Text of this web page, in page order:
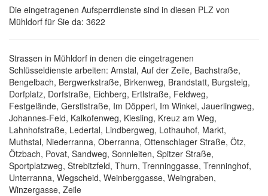
Die eingetragenen Aufsperrdienste sind in diesen PLZ von
Mühldorf für Sie da: 3622
Strassen in Mühldorf in denen die eingetragenen
Schlüsseldienste arbeiten: Amstal, Auf der Zeile, Bachstraße,
Bengelbach, Bergwerkstraße, Birkenweg, Brandstatt, Burgsteig,
Dorfplatz, Dorfstraße, Eichberg, Ertlstraße, Feldweg,
Festgelände, Gerstlstraße, Im Döpperl, Im Winkel, Jauerlingweg,
Johannes-Feld, Kalkofenweg, Kiesling, Kreuz am Weg,
Lahnhofstraße, Ledertal, Lindbergweg, Lothauhof, Markt,
Muthstal, Niederranna, Oberranna, Ottenschlager Straße, Ötz,
Ötzbach, Povat, Sandweg, Sonnleiten, Spitzer Straße,
Sportplatzweg, Strebitzfeld, Thurn, Trenninggasse, Trenninghof,
Unterranna, Wegscheid, Weinberggasse, Weingraben,
Winzergasse, Zeile